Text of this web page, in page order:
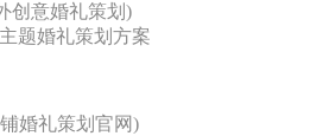
创意婚礼策划)
主题婚礼策划方案
婚礼策划官网)